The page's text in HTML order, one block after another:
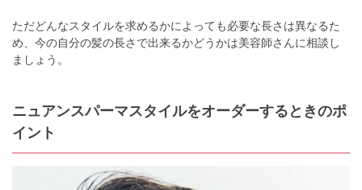
ただどんなスタイルを求めるかによっても必要な長さは異なるた
め、今の自分の髪の長さで出来るかどうかは美容師さんに相談し
ましょう。
ニュアンスパーマスタイルをオーダーするときのポ
イント